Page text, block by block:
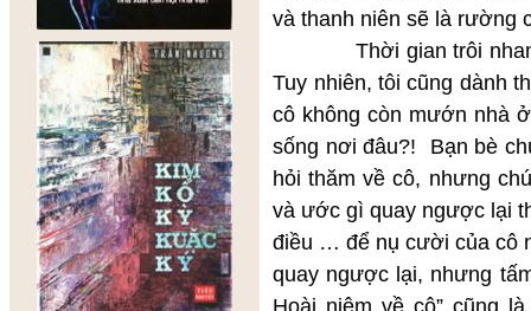
và thanh niên sẽ là rường
Thời gian trôi nhanh,
Tuy nhiên, tôi cũng dành
cô không còn mướn nhà
sống nơi đâu?! Bạn bè
hỏi thăm về cô, nhưng
và ước gì quay ngược lại
điều … để nụ cười của cô
quay ngược lại, nhưng
Hoài niệm về cô” cũng